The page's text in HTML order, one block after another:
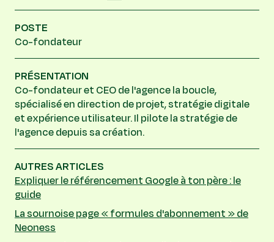
POSTE
Co-fondateur
PRÉSENTATION
Co-fondateur et CEO de l'agence la boucle,
spécialisé en direction de projet, stratégie digitale
et expérience utilisateur. Il pilote la stratégie de
l'agence depuis sa création.
AUTRES ARTICLES
Expliquer le référencement Google à ton père : le
guide
La sournoise page « formules d'abonnement » de
Neoness